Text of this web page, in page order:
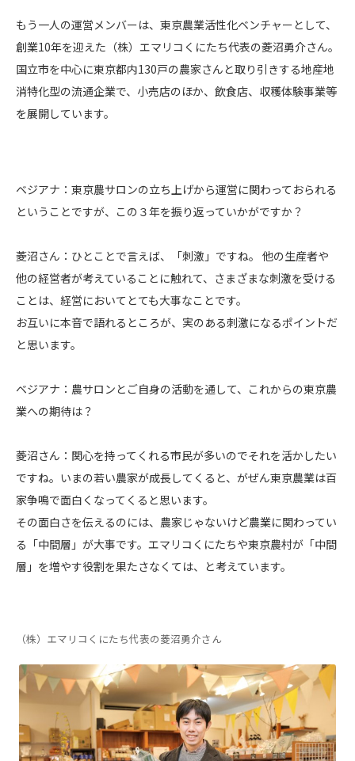
もう一人の運営メンバーは、東京農業活性化ベンチャーとして、
創業10年を迎えた（株）エマリコくにたち代表の菱沼勇介さん。
国立市を中心に東京都内130戸の農家さんと取り引きする地産地
消特化型の流通企業で、小売店のほか、飲食店、収穫体験事業等
を展開しています。
ベジアナ：東京農サロンの立ち上げから運営に関わっておられる
ということですが、この３年を振り返っていかがですか？
菱沼さん：ひとことで言えば、「刺激」ですね。 他の生産者や
他の経営者が考えていることに触れて、さまざまな刺激を受ける
ことは、経営においてとても大事なことです。
お互いに本音で語れるところが、実のある刺激になるポイントだ
と思います。
ベジアナ：農サロンとご自身の活動を通して、これからの東京農
業への期待は？
菱沼さん：関心を持ってくれる市民が多いのでそれを活かしたい
ですね。いまの若い農家が成長してくると、がぜん東京農業は百
家争鳴で面白くなってくると思います。
その面白さを伝えるのには、農家じゃないけど農業に関わってい
る「中間層」が大事です。エマリコくにたちや東京農村が「中間
層」を増やす役割を果たさなくては、と考えています。
（株）エマリコくにたち代表の菱沼勇介さん